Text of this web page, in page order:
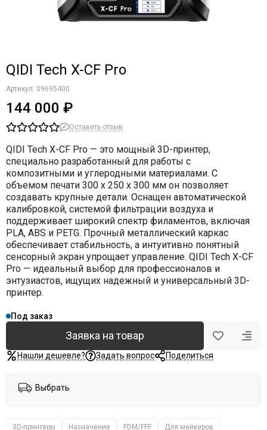
QIDI Tech X-CF Pro
Артикул: 09695400
144 000 ₽
Оставить отзыв
QIDI Tech X-CF Pro — это мощный 3D-принтер,
специально разработанный для работы с
композитными и углеродными материалами. С
объемом печати 300 x 250 x 300 мм он позволяет
создавать крупные детали. Оснащен автоматической
калибровкой, системой фильтрации воздуха и
поддерживает широкий спектр филаментов, включая
PLA, ABS и PETG. Прочный металлический каркас
обеспечивает стабильность, а интуитивно понятный
сенсорный экран упрощает управление. QIDI Tech X-CF
Pro — идеальный выбор для профессионалов и
энтузиастов, ищущих надежный и универсальный 3D-
принтер.
Под заказ
Заявка на товар
Нашли дешевле? Задать вопрос Поделиться
Выбрать
3D-принтеры Назначение FDM/FFF
Для мейкеров